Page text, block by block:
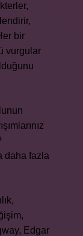
bir
vurgular
daha fazla
Edgar